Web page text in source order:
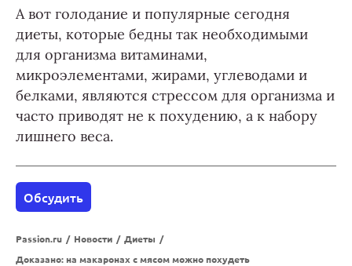
А вот голодание и популярные сегодня
диеты, которые бедны так необходимыми
для организма витаминами,
микроэлементами, жирами, углеводами и
белками, являются стрессом для организма и
часто приводят не к похудению, а к набору
лишнего веса.
Обсудить
Passion.ru / Новости / Диеты /
Доказано: на макаронах с мясом можно похудеть